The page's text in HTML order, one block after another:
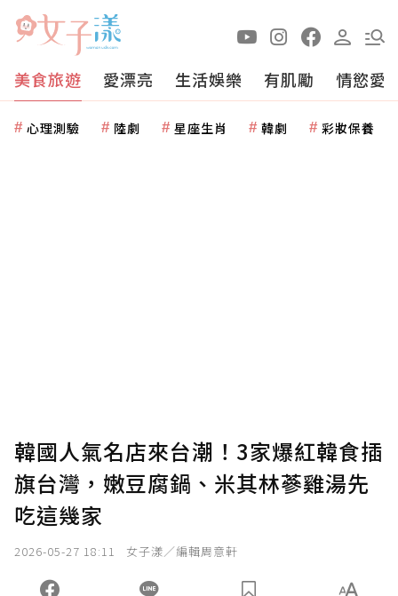
美食旅遊 愛漂亮 生活娛樂 有肌勵 情慾愛
心理測驗 陸劇 星座生肖 韓劇 彩妝保養
韓國人氣名店來台潮！3家爆紅韓食插
旗台灣，嫩豆腐鍋、米其林蔘雞湯先
吃這幾家
2026-05-27 18:11 女子漾／編輯周意軒